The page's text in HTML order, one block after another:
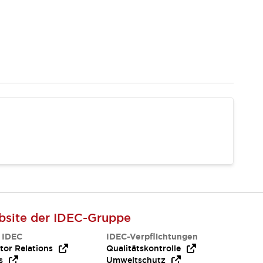
der IDEC-Gruppe
Relations
IDEC-Verpflichtungen
Qualitätskontrolle
Umweltschutz